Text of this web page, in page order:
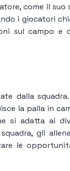
come il suo
i giocatori
sul campo e
dalla squadra.
la palla in
si adatta ai
gli
le